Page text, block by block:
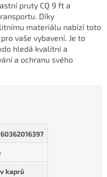
pruty CQ 9 ft a
Díky
materiálu nabízí toto
vaše vybavení. Je to
hledá kvalitní a
a ochranu svého
kaprů